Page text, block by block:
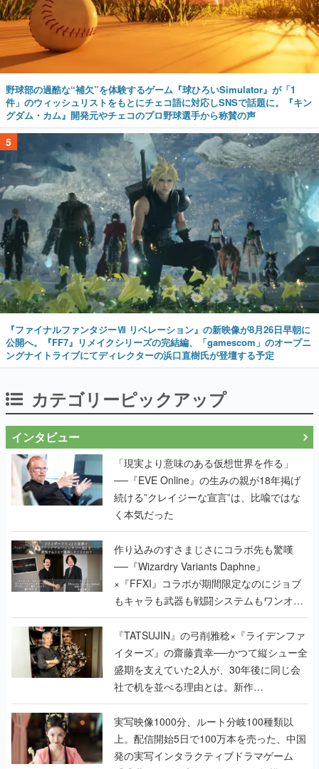
野球部の過酷な“補欠”を体験するゲーム『球ひろいSimulator』が「1
件」のウィッシュリストをもとにチェコ語に対応しSNSで話題に。『キン
グダム・カム』開発元やチェコのプロ野球選手から称賛の声
5
『ファイナルファンタジーⅦ リベレーション』の新映像が8月26日早朝に
公開へ。『FF7』リメイクシリーズの完結編、「gamescom」のオープニ
ングナイトライブにてディレクターの浜口直樹氏が登壇する予定
カテゴリーピックアップ
インタビュー
「現実より意味のある仮想世界を作る」
──『EVE Online』の生みの親が18年掲げ
続ける”クレイジーな宣言”は、比喩ではな
く本気だった
作り込みのすさまじさにコラボ先も驚嘆
──『Wizardry Variants Daphne』
×『FFXI』コラボが期間限定なのにジョブ
もキャラも武器も戦闘システムもワンオフ
で作り込まれた理由を両ディレクターに聞
く
『TATSUJIN』の弓削雅稔×『ライデンファ
イターズ』の齋藤貴幸──かつて縦シュー全
盛期を支えていた2人が、30年後に同じ会
社で机を並べる理由とは。新作
『TATSUJIN EXTREME』で初タッグを組
んだレジェンド2人に訊く開発秘話
実写映像1000分、ルート分岐100種類以
上。配信開始5日で100万本を売った、中国
発の実写インタラクティブドラマゲーム